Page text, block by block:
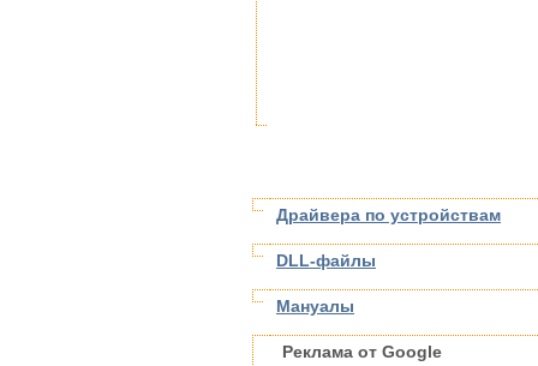
Драйвера по устройствам
DLL-файлы
Мануалы
Реклама от Google